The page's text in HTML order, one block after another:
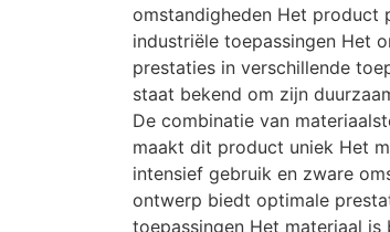
omstandigheden Het product
industriële toepassingen Het
prestaties in verschillende
staat bekend om zijn
De combinatie van
maakt dit product uniek Het
intensief gebruik en zware
ontwerp biedt optimale
toepassingen Het materiaal